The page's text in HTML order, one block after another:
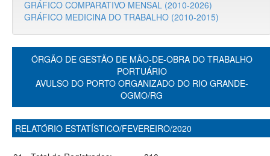
GRÁFICO COMPARATIVO MENSAL (2010-2026)
GRÁFICO MEDICINA DO TRABALHO (2010-2015)
ÓRGÃO DE GESTÃO DE MÃO-DE-OBRA DO TRABALHO
PORTUÁRIO
AVULSO DO PORTO ORGANIZADO DO RIO GRANDE-
OGMO/RG
RELATÓRIO ESTATÍSTICO/FEVEREIRO/2020